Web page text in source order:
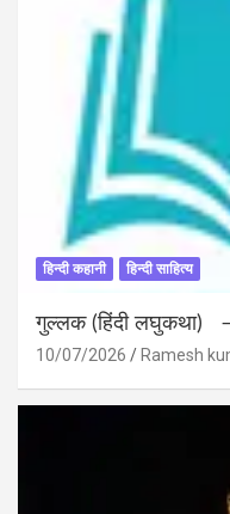
हिन्दी कहानी हिन्दी साहित्य
गुल्लक (हिंदी लघुकथा) –
10/07/2026 Ramesh